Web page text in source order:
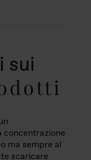
sui
concentrazione
ma sempre al
scaricare